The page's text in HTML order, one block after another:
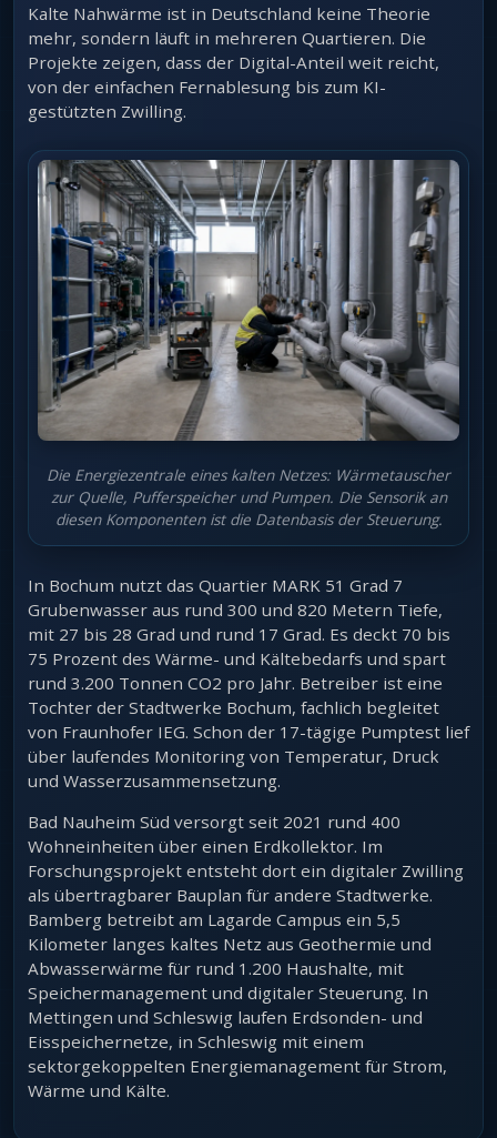
Kalte Nahwärme ist in Deutschland keine Theorie
mehr, sondern läuft in mehreren Quartieren. Die
Projekte zeigen, dass der Digital-Anteil weit reicht,
von der einfachen Fernablesung bis zum KI-
gestützten Zwilling.
Die Energiezentrale eines kalten Netzes: Wärmetauscher
zur Quelle, Pufferspeicher und Pumpen. Die Sensorik an
diesen Komponenten ist die Datenbasis der Steuerung.
In Bochum nutzt das Quartier MARK 51 Grad 7
Grubenwasser aus rund 300 und 820 Metern Tiefe,
mit 27 bis 28 Grad und rund 17 Grad. Es deckt 70 bis
75 Prozent des Wärme- und Kältebedarfs und spart
rund 3.200 Tonnen CO2 pro Jahr. Betreiber ist eine
Tochter der Stadtwerke Bochum, fachlich begleitet
von Fraunhofer IEG. Schon der 17-tägige Pumptest lief
über laufendes Monitoring von Temperatur, Druck
und Wasserzusammensetzung.
Bad Nauheim Süd versorgt seit 2021 rund 400
Wohneinheiten über einen Erdkollektor. Im
Forschungsprojekt entsteht dort ein digitaler Zwilling
als übertragbarer Bauplan für andere Stadtwerke.
Bamberg betreibt am Lagarde Campus ein 5,5
Kilometer langes kaltes Netz aus Geothermie und
Abwasserwärme für rund 1.200 Haushalte, mit
Speichermanagement und digitaler Steuerung. In
Mettingen und Schleswig laufen Erdsonden- und
Eisspeichernetze, in Schleswig mit einem
sektorgekoppelten Energiemanagement für Strom,
Wärme und Kälte.